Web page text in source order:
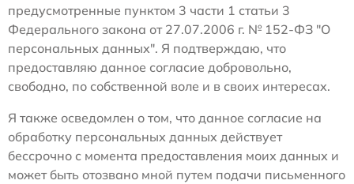
предусмотренные пунктом 3 части 1 статьи 3
Федерального закона от 27.07.2006 г. № 152-ФЗ "О
персональных данных". Я подтверждаю, что
предоставляю данное согласие добровольно,
свободно, по собственной воле и в своих интересах.
Я также осведомлен о том, что данное согласие на
обработку персональных данных действует
бессрочно с момента предоставления моих данных и
может быть отозвано мной путем подачи письменного